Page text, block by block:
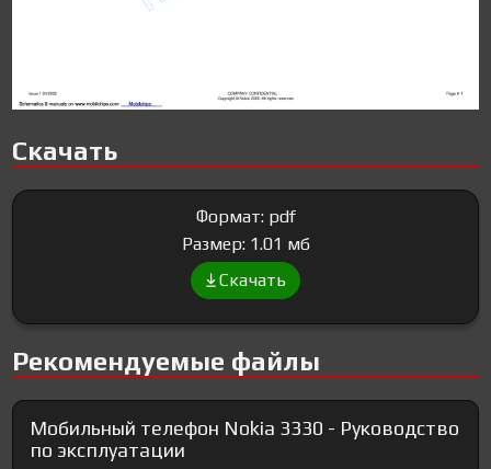
Скачать
Формат: pdf
Размер: 1.01 мб
Скачать
Рекомендуемые файлы
Мобильный телефон Nokia 3330 - Руководство
по эксплуатации